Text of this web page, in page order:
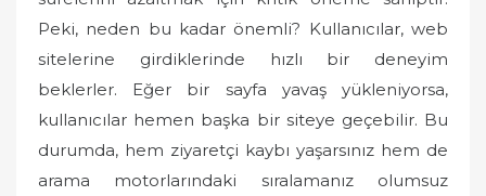
Peki, neden bu kadar önemli? Kullanıcılar, web
sitelerine girdiklerinde hızlı bir deneyim
beklerler. Eğer bir sayfa yavaş yükleniyorsa,
kullanıcılar hemen başka bir siteye geçebilir. Bu
durumda, hem ziyaretçi kaybı yaşarsınız hem de
arama motorlarındaki sıralamanız olumsuz